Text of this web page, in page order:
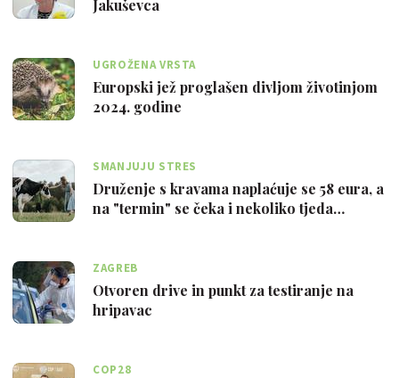
Jakuševca
UGROŽENA VRSTA
Europski jež proglašen divljom životinjom
2024. godine
SMANJUJU STRES
Druženje s kravama naplaćuje se 58 eura, a
na "termin" se čeka i nekoliko tjeda…
ZAGREB
Otvoren drive in punkt za testiranje na
hripavac
COP28